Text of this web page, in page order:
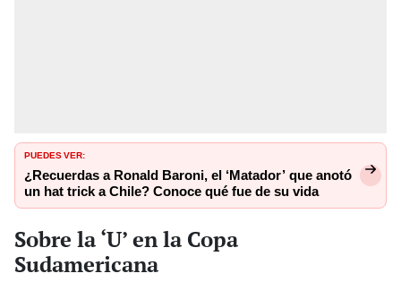
PUEDES VER:
¿Recuerdas a Ronald Baroni, el ‘Matador’ que anotó
un hat trick a Chile? Conoce qué fue de su vida
Sobre la ‘U’ en la Copa
Sudamericana